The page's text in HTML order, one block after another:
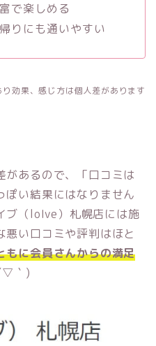
で楽しめる
りにも通いやすい
効果、感じ方は個人差があります
があるので、「口コミは
ぽい結果にはなりません
ブ（loIve）札幌店には施
悪い口コミや評判はほと
もに会員さんからの満足
｀)